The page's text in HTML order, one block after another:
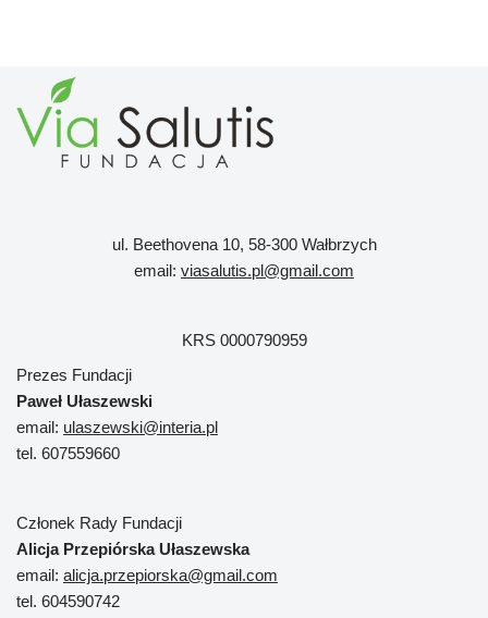
ul. Beethovena 10, 58-300 Wałbrzych
email: viasalutis.pl@gmail.com
KRS 0000790959
Prezes Fundacji
Paweł Ułaszewski
email: ulaszewski@interia.pl
tel. 607559660
Członek Rady Fundacji
Alicja Przepiórska Ułaszewska
email: alicja.przepiorska@gmail.com
tel. 604590742